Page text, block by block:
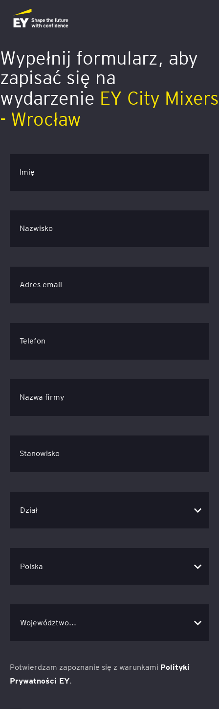
Wypełnij formularz, aby
zapisać się na
wydarzenie EY City Mixers
- Wrocław
Imię
Nazwisko
Adres email
Telefon
Nazwa firmy
Stanowisko
Potwierdzam zapoznanie się z warunkami Polityki
Prywatności EY.